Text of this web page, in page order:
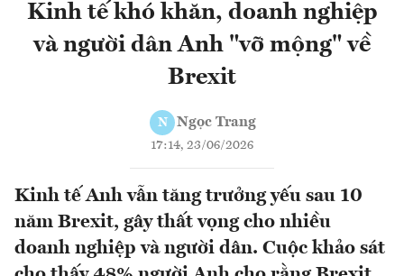
Kinh tế khó khăn, doanh nghiệp
và người dân Anh "vỡ mộng" về
Brexit
N Ngọc Trang
17:14, 23/06/2026
Kinh tế Anh vẫn tăng trưởng yếu sau 10
năm Brexit, gây thất vọng cho nhiều
doanh nghiệp và người dân. Cuộc khảo sát